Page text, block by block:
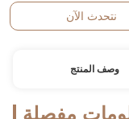
نتحدث الآن
وصف المنتج
مفصلة